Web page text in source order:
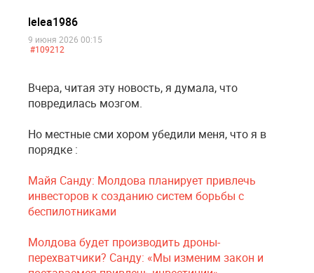
lelea1986
9 июня 2026 00:15
#109212
Вчера, читая эту новость, я думала, что
повредилась мозгом.
Но местные сми хором убедили меня, что я в
порядке :
Майя Санду: Молдова планирует привлечь
инвесторов к созданию систем борьбы с
беспилотниками
Молдова будет производить дроны-
перехватчики? Санду: «Мы изменим закон и